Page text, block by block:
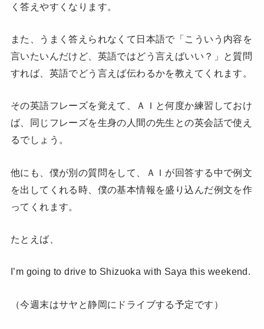
く答えやすくなります。
また、うまく答えられなくて日本語で「こういう内容を
言いたいんだけど、英語ではどう言えばいい？」と質問
すれば、英語でどう言えば伝わるかを教えてくれます。
その英語フレーズを覚えて、ＡＩと何度か練習しておけ
ば、同じフレーズを生身の人間の先生との英会話で使え
るでしょう。
他にも、僕が別の質問をして、ＡＩが回答する中で例文
を出してくれる時、僕の基本情報を盛り込んだ例文を作
ってくれます。
たとえば、
I’m going to drive to Shizuoka with Saya this weekend.
（今週末はサヤと静岡にドライブする予定です）